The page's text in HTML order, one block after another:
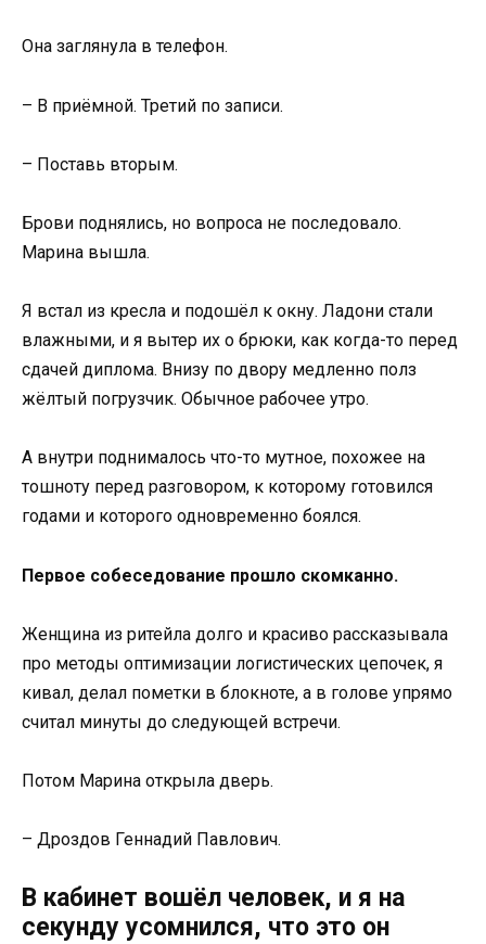
Она заглянула в телефон.
– В приёмной. Третий по записи.
– Поставь вторым.
Брови поднялись, но вопроса не последовало.
Марина вышла.
Я встал из кресла и подошёл к окну. Ладони стали
влажными, и я вытер их о брюки, как когда-то перед
сдачей диплома. Внизу по двору медленно полз
жёлтый погрузчик. Обычное рабочее утро.
А внутри поднималось что-то мутное, похожее на
тошноту перед разговором, к которому готовился
годами и которого одновременно боялся.
Первое собеседование прошло скомканно.
Женщина из ритейла долго и красиво рассказывала
про методы оптимизации логистических цепочек, я
кивал, делал пометки в блокноте, а в голове упрямо
считал минуты до следующей встречи.
Потом Марина открыла дверь.
– Дроздов Геннадий Павлович.
В кабинет вошёл человек, и я на
секунду усомнился, что это он